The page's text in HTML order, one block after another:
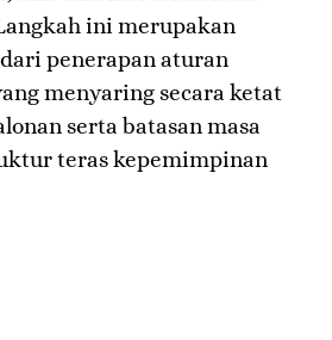
ini merupakan
penerapan aturan
menyaring secara ketat
serta batasan masa
teras kepemimpinan